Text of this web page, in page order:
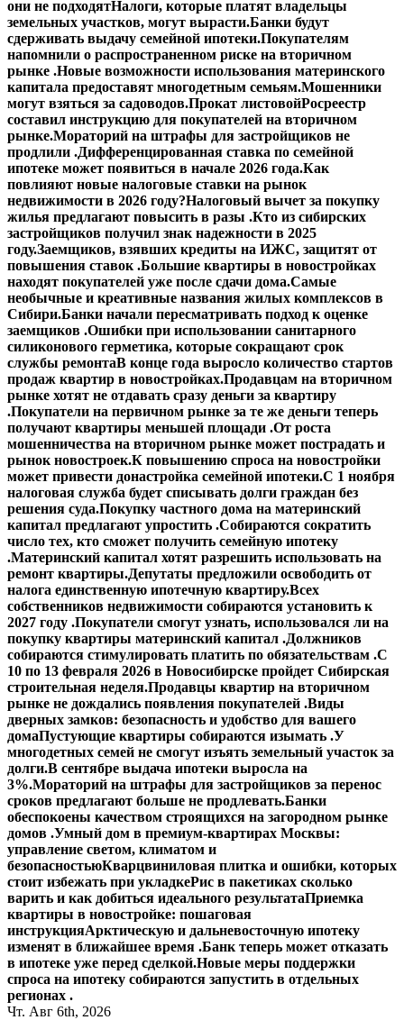
они не подходятНалоги, которые платят владельцы
земельных участков, могут вырасти.Банки будут
сдерживать выдачу семейной ипотеки.Покупателям
напомнили о распространенном риске на вторичном
рынке .Новые возможности использования материнского
капитала предоставят многодетным семьям.Мошенники
могут взяться за садоводов.Прокат листовойРосреестр
составил инструкцию для покупателей на вторичном
рынке.Мораторий на штрафы для застройщиков не
продлили .Дифференцированная ставка по семейной
ипотеке может появиться в начале 2026 года.Как
повлияют новые налоговые ставки на рынок
недвижимости в 2026 году?Налоговый вычет за покупку
жилья предлагают повысить в разы .Кто из сибирских
застройщиков получил знак надежности в 2025
году.Заемщиков, взявших кредиты на ИЖС, защитят от
повышения ставок .Большие квартиры в новостройках
находят покупателей уже после сдачи дома.Самые
необычные и креативные названия жилых комплексов в
Сибири.Банки начали пересматривать подход к оценке
заемщиков .Ошибки при использовании санитарного
силиконового герметика, которые сокращают срок
службы ремонтаВ конце года выросло количество стартов
продаж квартир в новостройках.Продавцам на вторичном
рынке хотят не отдавать сразу деньги за квартиру
.Покупатели на первичном рынке за те же деньги теперь
получают квартиры меньшей площади .От роста
мошенничества на вторичном рынке может пострадать и
рынок новостроек.К повышению спроса на новостройки
может привести донастройка семейной ипотеки.С 1 ноября
налоговая служба будет списывать долги граждан без
решения суда.Покупку частного дома на материнский
капитал предлагают упростить .Собираются сократить
число тех, кто сможет получить семейную ипотеку
.Материнский капитал хотят разрешить использовать на
ремонт квартиры.Депутаты предложили освободить от
налога единственную ипотечную квартиру.Всех
собственников недвижимости собираются установить к
2027 году .Покупатели смогут узнать, использовался ли на
покупку квартиры материнский капитал .Должников
собираются стимулировать платить по обязательствам .С
10 по 13 февраля 2026 в Новосибирске пройдет Сибирская
строительная неделя.Продавцы квартир на вторичном
рынке не дождались появления покупателей .Виды
дверных замков: безопасность и удобство для вашего
домаПустующие квартиры собираются изымать .У
многодетных семей не смогут изъять земельный участок за
долги.В сентябре выдача ипотеки выросла на
3%.Мораторий на штрафы для застройщиков за перенос
сроков предлагают больше не продлевать.Банки
обеспокоены качеством строящихся на загородном рынке
домов .Умный дом в премиум-квартирах Москвы:
управление светом, климатом и
безопасностьюКварцвиниловая плитка и ошибки, которых
стоит избежать при укладкеРис в пакетиках сколько
варить и как добиться идеального результатаПриемка
квартиры в новостройке: пошаговая
инструкцияАрктическую и дальневосточную ипотеку
изменят в ближайшее время .Банк теперь может отказать
в ипотеке уже перед сделкой.Новые меры поддержки
спроса на ипотеку собираются запустить в отдельных
регионах .
Чт. Авг 6th, 2026